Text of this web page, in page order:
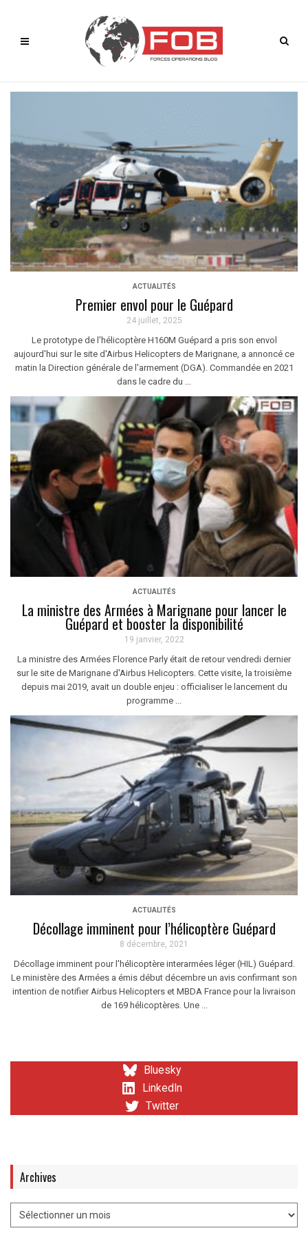
ACTUALITÉS
Premier envol pour le Guépard
24 juillet, 2025
Le prototype de l'hélicoptère H160M Guépard a pris son envol
aujourd'hui sur le site d'Airbus Helicopters de Marignane, a annoncé ce
matin la Direction générale de l'armement (DGA). Commandée en 2021
dans le cadre du ...
ACTUALITÉS
La ministre des Armées à Marignane pour lancer le
Guépard et booster la disponibilité
19 janvier, 2022
La ministre des Armées Florence Parly était de retour vendredi dernier
sur le site de Marignane d'Airbus Helicopters. Cette visite, la troisième
depuis mai 2019, avait un double enjeu : officialiser le lancement du
programme ...
ACTUALITÉS
Décollage imminent pour l’hélicoptère Guépard
8 décembre, 2021
Décollage imminent pour l'hélicoptère interarmées léger (HIL) Guépard.
Le ministère des Armées a émis début décembre un avis confirmant son
intention de notifier Airbus Helicopters et MBDA France pour la livraison
de 169 hélicoptères. Une ...
Bluesky
LinkedIn
Twitter
Archives